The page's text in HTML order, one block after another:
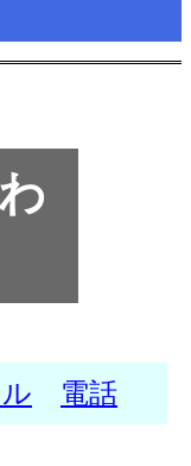
電話